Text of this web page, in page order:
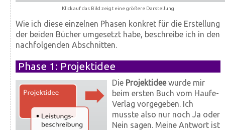
Klick auf das Bild zeigt eine größere Darstellung
Wie ich diese einzelnen Phasen konkret für die Erstellung
der beiden Bücher umgesetzt habe, beschreibe ich in den
nachfolgenden Abschnitten.
Phase 1: Projektidee
Die Projektideewurde mir
beim ersten Buch vom Haufe-
Verlag vorgegeben. Ich
musste also nur noch Ja oder
Nein sagen. Meine Antwort ist